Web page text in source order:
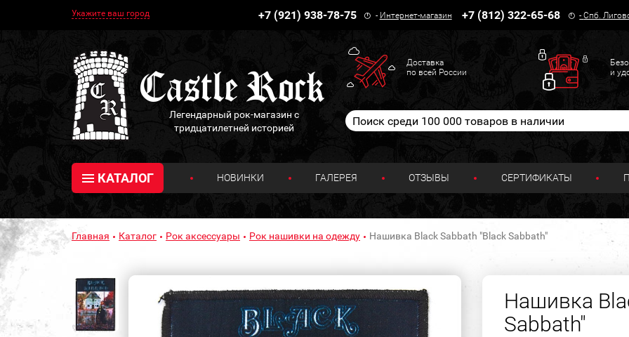
Укажите ваш город +7 (921) 938-78-75 - Интернет-магазин +7 (812) 322-65-68 -Спб.
Легендарный рок-магазин с
тридцатилетней историей
Доставка
по всей России
и
КАТАЛОГ НОВИНКИ ГАЛЕРЕЯ ОТЗЫВЫ СЕРТИФИКАТЫ
Главная Каталог Рок аксессуары Рок нашивки на одежду Нашивка Black Sabbath "Black Sabbath"
Нашивка
Sabbath"